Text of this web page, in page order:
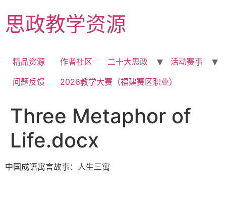
content
思政教学资源
精品资源 作者社区 二十大思政
活动赛事
问题反馈
2026教学大赛（福建赛区职业）
Three Metaphor of
Life.docx
中国成语寓言故事：人生三寓